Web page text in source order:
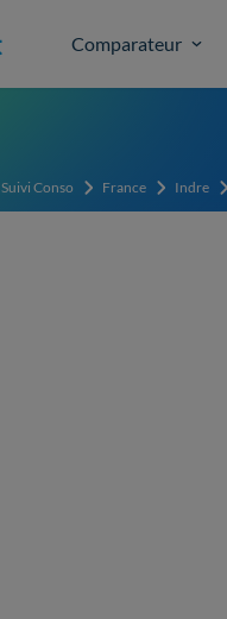
Comparateur
Suivi Conso France Indre